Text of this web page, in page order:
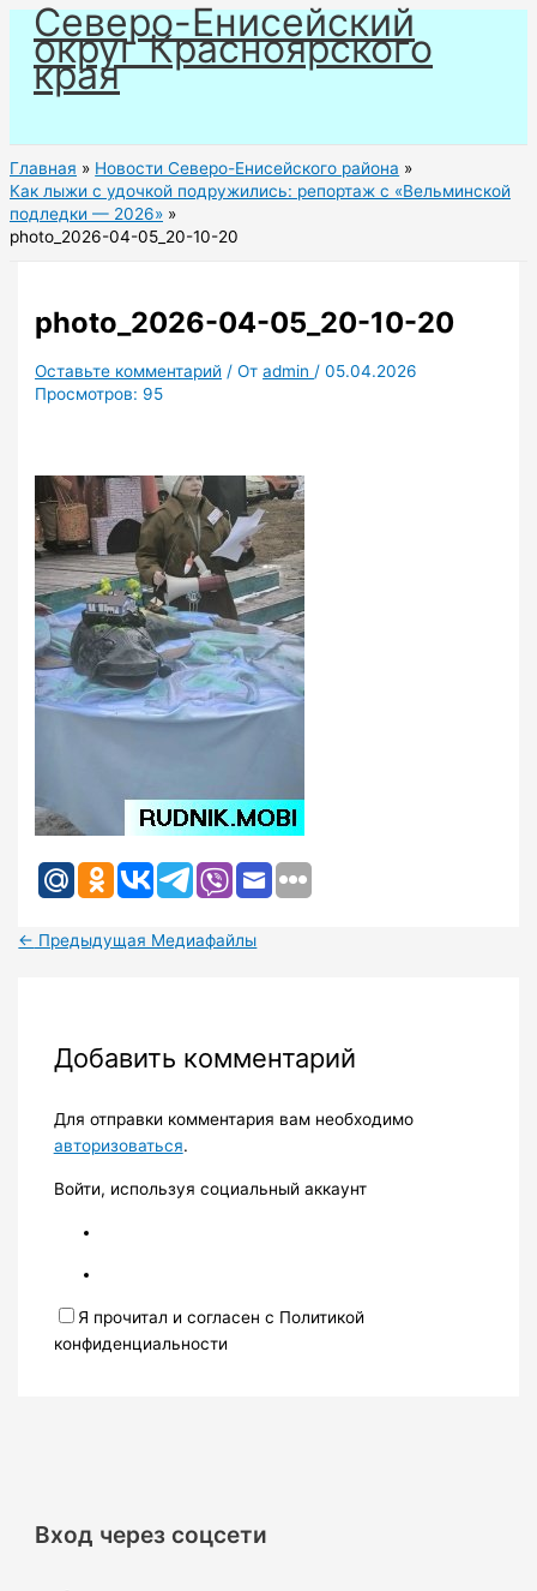
Перейти
содержимому
Северо-Енисейский
округ Красноярского
края
Главная
Новости Северо-Енисейского района
Как лыжи с удочкой подружились: репортаж с «Вельминской
подледки — 2026»
photo_2026-04-05_20-10-20
photo_2026-04-05_20-10-20
Оставьте комментарий / Отadmin /05.04.2026
Просмотров: 95
← Предыдущая Медиафайлы
Добавить комментарий
Для отправки комментария вам необходимо
авторизоваться.
Войти, используя социальный аккаунт
Я прочитал и согласен с Политикой
конфиденциальности
Вход через соцсети